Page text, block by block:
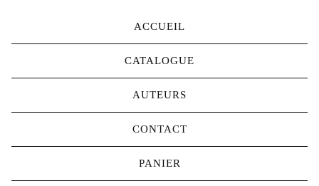
ACCUEIL
CATALOGUE
AUTEURS
CONTACT
PANIER